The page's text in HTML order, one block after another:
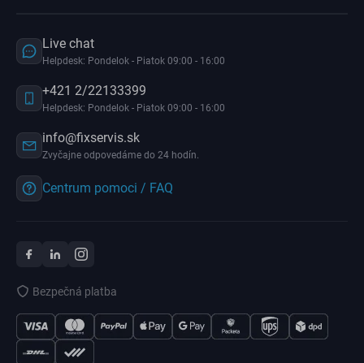
Live chat
Helpdesk: Pondelok - Piatok 09:00 - 16:00
+421 2/22133399
Helpdesk: Pondelok - Piatok 09:00 - 16:00
info@fixservis.sk
Zvyčajne odpovedáme do 24 hodín.
Centrum pomoci / FAQ
Bezpečná platba